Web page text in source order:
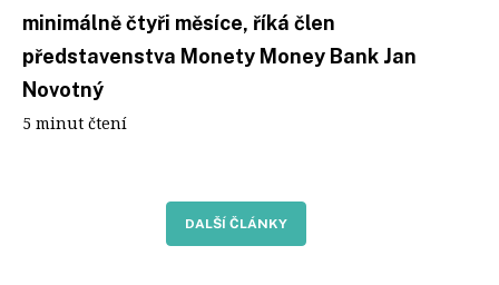
minimálně čtyři měsíce, říká člen
představenstva Monety Money Bank Jan
Novotný
5 minut čtení
DALŠÍ ČLÁNKY